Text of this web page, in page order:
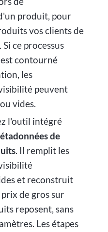
produit, pour
vos clients de
ce processus
contourné
les
peuvent
vides.
l'outil intégré
de
. Il remplit les
et reconstruit
de gros sur
reposent, sans
Les étapes